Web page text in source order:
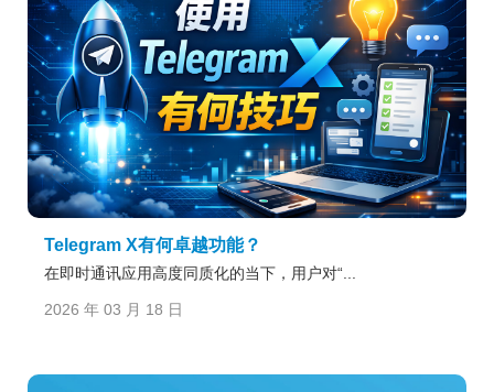
Telegram X有何卓越功能？
在即时通讯应用高度同质化的当下，用户对“...
2026 年 03 月 18 日